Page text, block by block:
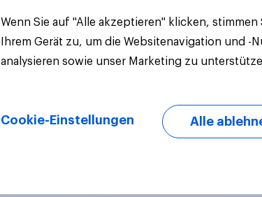
Wenn Sie auf "Alle akzeptieren" klicken,
Ihrem Gerät zu, um die Websitenavigation und
analysieren sowie unser Marketing zu
Cookie-Einstellungen Alle